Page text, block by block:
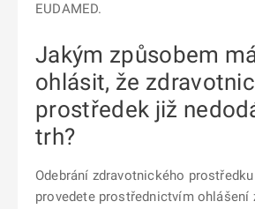
EUDAMED.
Jakým způsobem
ohlásit, že
prostředek již
trh?
Odebrání zdravotnického
provedete prostřednictvím ohlášení